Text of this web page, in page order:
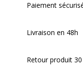
Paiement
Livraison en 48h
Retour produit